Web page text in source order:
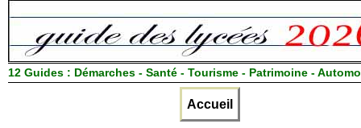
12 Guides : Démarches - Santé - Tourisme - Patrimoine -
Accueil